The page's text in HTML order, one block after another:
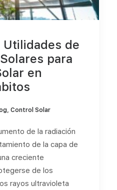
de
para
en
Control Solar
de la radiación
de la capa de
creciente
de los
rayos ultravioleta